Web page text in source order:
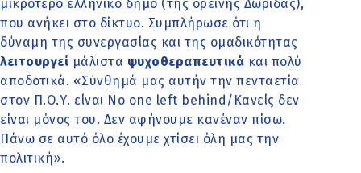
μικρότερο ελληνικό δήμο (της ορεινής Δωρίδας),
που ανήκει στο δίκτυο. Συμπλήρωσε ότι η
δύναμη της συνεργασίας και της ομαδικότητας
λειτουργεί μάλιστα ψυχοθεραπευτικά και πολύ
αποδοτικά. «Σύνθημά μας αυτήν την πενταετία
στον Π.Ο.Υ. είναι No one left behind/Κανείς δεν
είναι μόνος του. Δεν αφήνουμε κανέναν πίσω.
Πάνω σε αυτό όλο έχουμε χτίσει όλη μας την
πολιτική».